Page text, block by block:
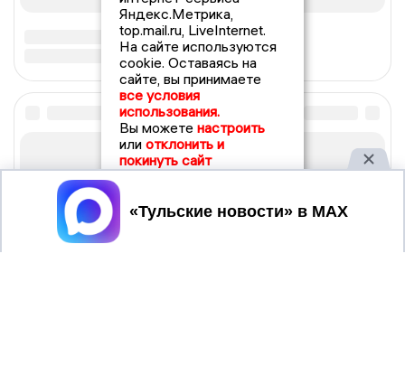
Яндекс.Метрика,
top.mail.ru, LiveInternet.
На сайте используются
cookie. Оставаясь на
сайте, вы принимаете
все условия
использования.
Вы можете настроить
или отклонить и
покинуть сайт
Принять